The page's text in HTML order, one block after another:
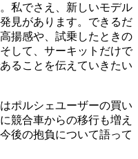
私でさえ、新しいモデル
見があります。できるだ
揚感や、試乗したときの
して、サーキットだけで
ることを伝えていきたい
ポルシェユーザーの買い
競合車からの移行も増え
後の抱負について語って